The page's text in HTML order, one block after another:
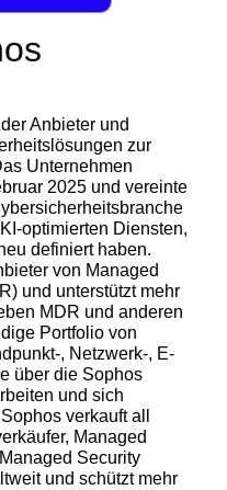
Anbieter und
zur
Unternehmen
2025 und vereinte
optimierten Diensten,
definiert haben.
von Managed
und unterstützt mehr
MDR und anderen
Portfolio von
, Netzwerk-, E-
über die Sophos
und sich
verkauft all
Managed
Security
und schützt mehr